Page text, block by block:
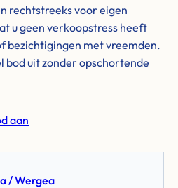
rechtstreeks voor eigen
u geen verkoopstress heeft
bezichtigingen met vreemden.
bod uit zonder opschortende
aan
/ Wergea